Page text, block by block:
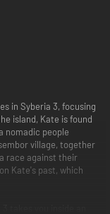
in Syberia 3, focusing
island, Kate is found
nomadic people
village, together
race against their
Kate's past, which